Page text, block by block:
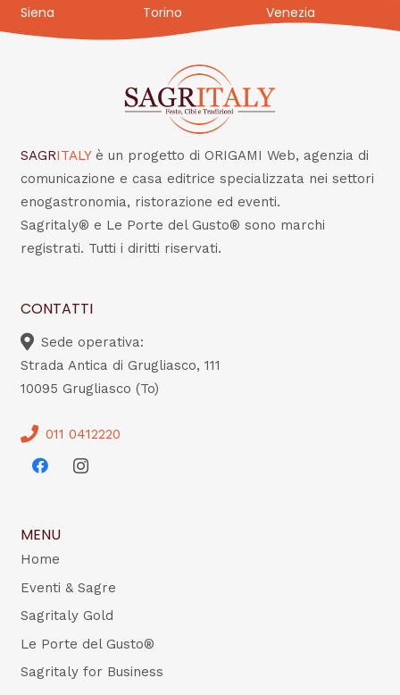
Siena
Torino Venezia
SAGRITALY è un progetto di ORIGAMI Web, agenzia di
comunicazione e casa editrice specializzata nei settori
enogastronomia, ristorazione ed eventi.
Sagritaly® e Le Porte del Gusto® sono marchi
registrati. Tutti i diritti riservati.
CONTATTI
Sede operativa:
Strada Antica di Grugliasco, 111
10095 Grugliasco (To)
011 0412220
MENU
Home
Eventi & Sagre
Sagritaly Gold
Le Porte del Gusto®
Sagritaly for Business